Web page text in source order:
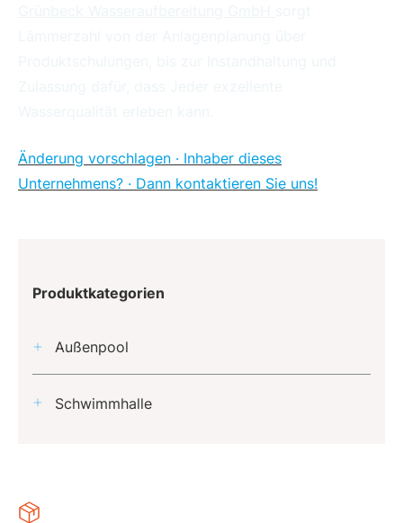
Änderung vorschlagen · Inhaber dieses
Unternehmens? · Dann kontaktieren Sie uns!
Produktkategorien
Außenpool
Schwimmhalle